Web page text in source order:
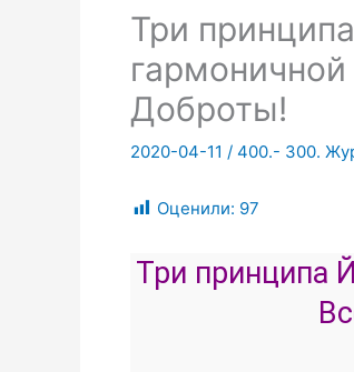
Три
Доброты!
2020-04-11 / 400.- 300.
Оценили: 97
Три принципа